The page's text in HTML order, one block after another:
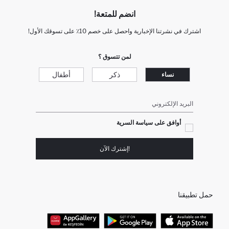
انضم للمتعة!
اشترك في نشرتنا الإخبارية واحصل على خصم 10٪ على تسوقك الأول!
لمن تتسوق ؟
نساء ذكر أطفال
البريد الإلكتروني
أوافق على سياسة السرية
!إشترك الآن
حمل تطبيقنا